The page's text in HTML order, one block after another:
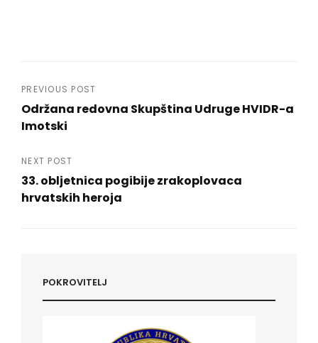
Navigacija
objava
PREVIOUS POST
Održana redovna Skupština Udruge HVIDR-a
Imotski
Post
NEXT POST
33. obljetnica pogibije zrakoplovaca
hrvatskih heroja
POKROVITELJ